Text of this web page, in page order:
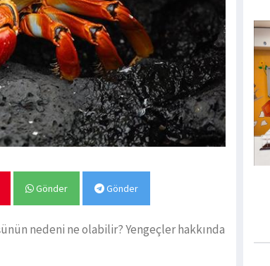
Gönder Gönder
nedeni ne olabilir? Yengeçler hakkında